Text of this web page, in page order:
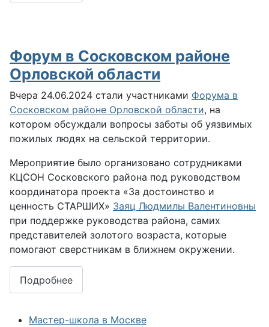
Форум в Сосковском районе
Орловской области
Вчера 24.06.2024 стали участниками Форума в
Сосковском районе Орловской области, на
котором обсуждали вопросы заботы об уязвимых
пожилых людях на сельской территории.
Мероприятие было организовано сотрудниками
КЦСОН Сосковского района под руководством
координатора проекта «За достоинство и
ценность СТАРШИХ» Заяц Людмилы Валентиновны
при поддержке руководства района, самих
представителей золотого возраста, которые
помогают сверстникам в ближнем окружении.
Подробнее
Мастер-школа в Москве